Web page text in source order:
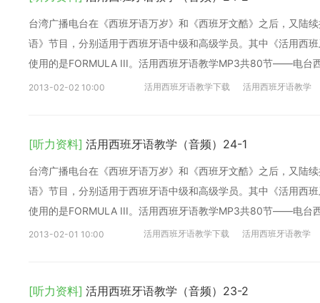
台湾广播电台在《西班牙语万岁》和《西班牙文酷》之后，又陆
语》节目，分别适用于西班牙语中级和高级学员。其中《活用西
使用的是FORMULA III。活用西班牙语教学MP3共80节——电台
2013-02-02 10:00 活用西班牙语教学下载 活用西班牙语教学
[听力资料] 活用西班牙语教学（音频）24-1
台湾广播电台在《西班牙语万岁》和《西班牙文酷》之后，又陆
语》节目，分别适用于西班牙语中级和高级学员。其中《活用西
使用的是FORMULA III。活用西班牙语教学MP3共80节——电台
2013-02-01 10:00 活用西班牙语教学下载 活用西班牙语教学
[听力资料] 活用西班牙语教学（音频）23-2